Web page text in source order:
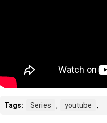
Tags: Series , youtube ,